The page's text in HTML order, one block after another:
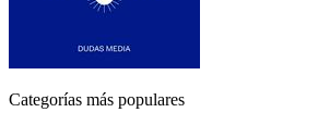
Categorías más populares